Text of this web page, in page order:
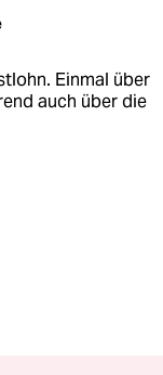
Einmal über
auch über die